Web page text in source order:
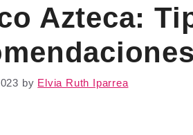
Azteca:
by Elvia Ruth Iparrea